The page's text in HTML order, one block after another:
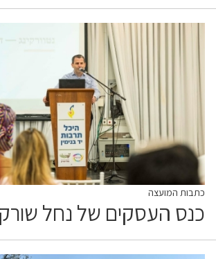
כתבות המועצה
כנס העסקים של נחל שורק